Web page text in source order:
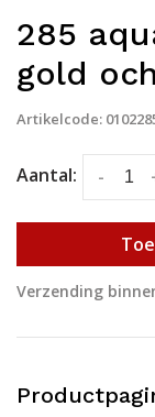
285
gold
Artikelcode:
Aantal: -
Verzending